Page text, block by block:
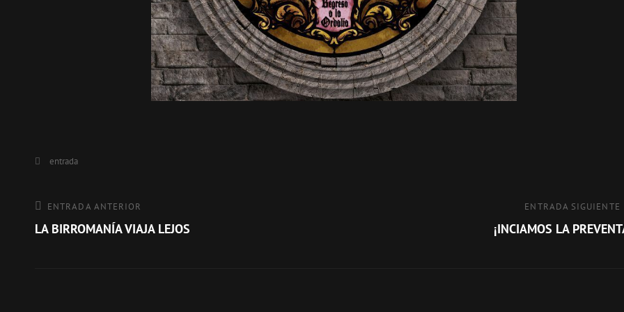
Categorías
entrada
Navegación
de
Entrada
anterior
ENTRADA ANTERIOR
LA BIRROMANÍA VIAJA LEJOS
ENTRADA SIGUIENTE
¡INCIAMOS LA